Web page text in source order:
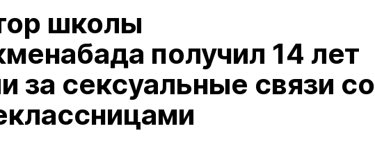
школы
получил 14 лет
за сексуальные связи со